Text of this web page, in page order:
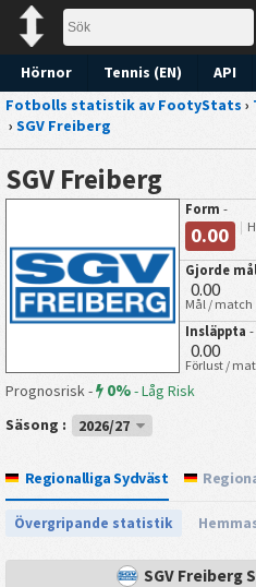
Hörnor Tennis (EN) API
Fotbolls statistik av FootyStats ›
› SGV Freiberg
SGV Freiberg
Form -
0.00
Gjorde
0.00
Mål / match
Insläppta -
0.00
Förlust /
Prognosrisk - 0%-Låg Risk
Säsong :
2026/27
Regionalliga Sydväst
Övergripande statistik
SGV Freiberg